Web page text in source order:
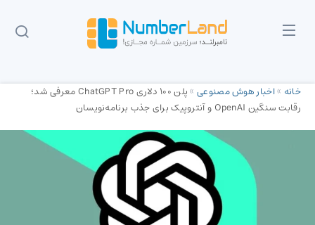
خانه »اخبار هوش مصنوعی»
پلن ۱۰۰ دلاری ChatGPT Pro معرفی شد؛
رقابت سنگین OpenAI و آنتروپیک برای جذب برنامه‌نویسان